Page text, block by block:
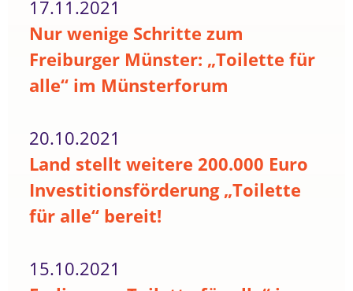
17.11.2021
Nur wenige Schritte zum
Freiburger Münster: „Toilette für
alle“ im Münsterforum
20.10.2021
Land stellt weitere 200.000 Euro
Investitionsförderung „Toilette
für alle“ bereit!
15.10.2021